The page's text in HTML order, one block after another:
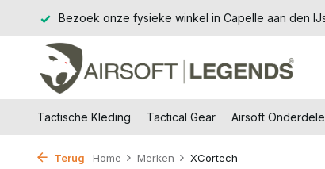
Bezoek onze fysieke winkel in Capelle aan den
Tactische Kleding Tactical Gear Airsoft
Terug Home Merken XCortech